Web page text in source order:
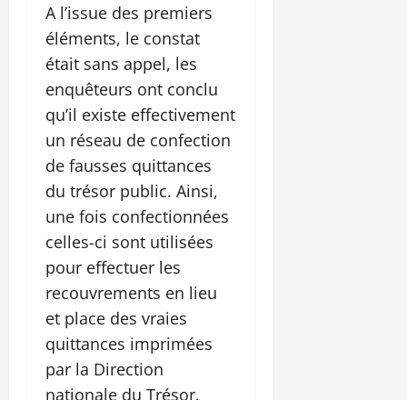
A l’issue des premiers
éléments, le constat
était sans appel, les
enquêteurs ont conclu
qu’il existe effectivement
un réseau de confection
de fausses quittances
du trésor public. Ainsi,
une fois confectionnées
celles-ci sont utilisées
pour effectuer les
recouvrements en lieu
et place des vraies
quittances imprimées
par la Direction
nationale du Trésor.